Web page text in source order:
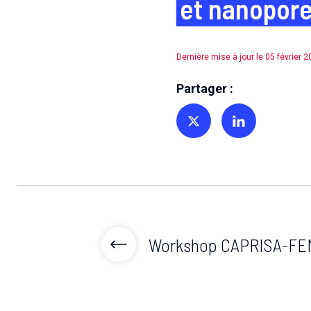
et
Dernière mise à jour le 05 février
Partager :
Partager sur TwitterPartager sur Linkedin
Workshop CAPRISA-